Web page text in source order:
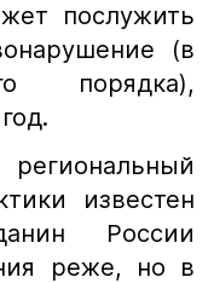
послужить
(в
порядка),
известен
России
реже, но в